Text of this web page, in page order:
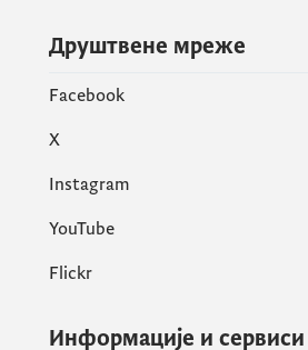
Друштвене мреже
Facebook
X
Instagram
YouTube
Flickr
Информације и сервиси